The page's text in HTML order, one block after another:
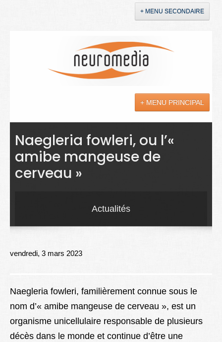
+ MENU SECONDAIRE
+ MENU PRINCIPAL
Actualités
Sciences
Maladies
Better Health
Naegleria fowleri, ou l’«
amibe mangeuse de
cerveau »
Actualités
vendredi, 3 mars 2023
Naegleria fowleri, familièrement connue sous le
nom d’« amibe mangeuse de cerveau », est un
organisme unicellulaire responsable de plusieurs
décès dans le monde et continue d’être une